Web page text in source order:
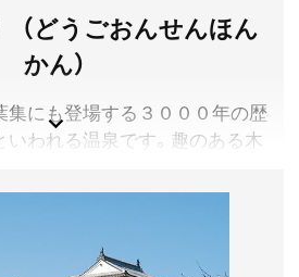
～18:00【ご宿泊】チェックイン
クアウト 6:00～10:00
島市蒋渕2043
1561
どうごおんせんほん
かん）
集にも登場する３０００年の歴
われる温泉です。趣のある木
在、保存修理工事中のため実際